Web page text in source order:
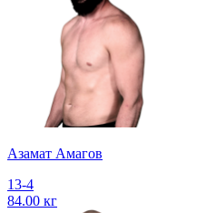
Азамат Амагов
13-4
84.00 кг